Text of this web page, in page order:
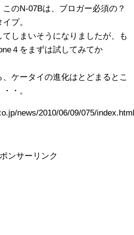
のN-07Bは、ブロガー必須の？
プ。
しまいそうになりましたが、も
４をまずは試してみてか
ケータイの進化はとどまるとこ
・。
news/2010/06/09/075/index.html
ンサーリンク